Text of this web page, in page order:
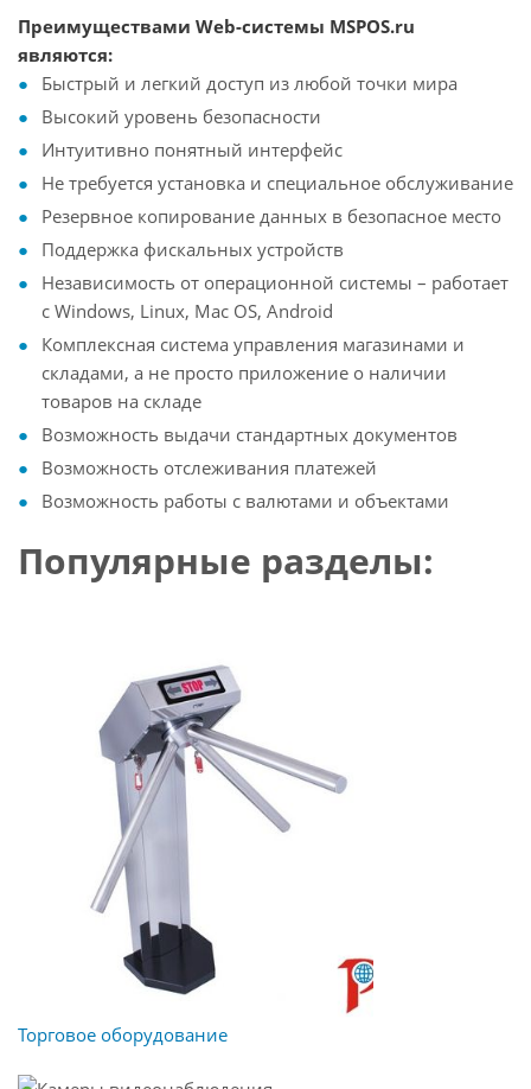
Преимуществами Web-системы MSPOS.ru
являются:
Быстрый и легкий доступ из любой точки мира
Высокий уровень безопасности
Интуитивно понятный интерфейс
Не требуется установка и специальное обслуживание
Резервное копирование данных в безопасное место
Поддержка фискальных устройств
Независимость от операционной системы – работает
с Windows, Linux, Mac OS, Android
Комплексная система управления магазинами и
складами, а не просто приложение о наличии
товаров на складе
Возможность выдачи стандартных документов
Возможность отслеживания платежей
Возможность работы с валютами и объектами
Популярные разделы:
Торговое оборудование